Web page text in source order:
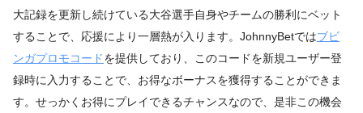
大記録を更新し続けている大谷選手自身やチームの勝利にベット
することで、応援により一層熱が入ります。JohnnyBetではブビ
ンガプロモコードを提供しており、このコードを新規ユーザー登
録時に入力することで、お得なボーナスを獲得することができま
す。せっかくお得にプレイできるチャンスなので、是非この機会